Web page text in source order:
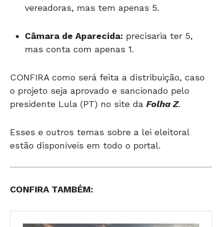
vereadoras, mas tem apenas 5.
Câmara de Aparecida: precisaria ter 5,
mas conta com apenas 1.
CONFIRA como será feita a distribuição, caso
o projeto seja aprovado e sancionado pelo
presidente Lula (PT) no site da Folha Z.
Esses e outros temas sobre a lei eleitoral
estão disponíveis em todo o portal.
CONFIRA TAMBÉM: